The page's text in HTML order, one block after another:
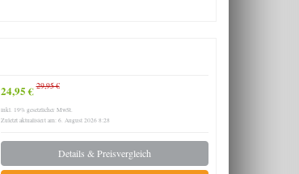
24,95 €29,95 €
inkl. 19% gesetzlicher MwSt.
Zuletzt aktualisiert am: 6. August 2026 8:28
Details & Preisvergleich